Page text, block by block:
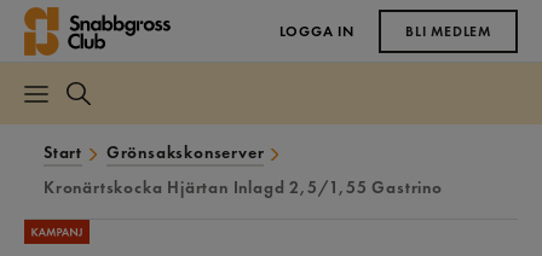
LOGGA IN BLI MEDLEM
Start
Grönsakskonserver
Kronärtskocka Hjärtan Inlagd 2,5/1,55 Gastrino